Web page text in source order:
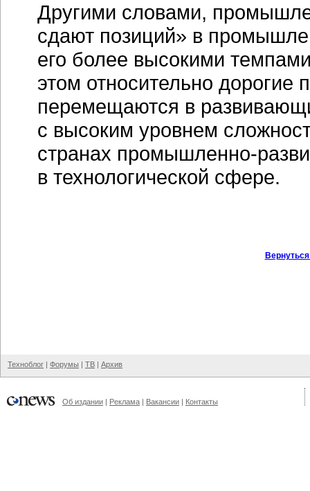
Другими словами,
сдают позиций» в
его более высокими
этом относительно
перемещаются в
с высоким уровнем
странах промышленно-
в технологической сфере.
Техноблог | Форумы | ТВ | Архив
Об издании | Реклама | Вакансии | Контакты